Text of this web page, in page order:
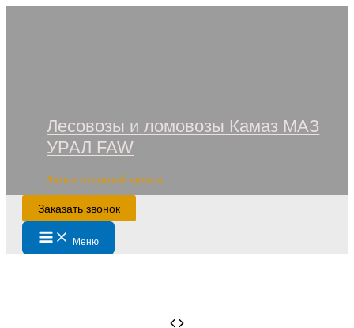
Лесовозы и ломовозы Камаз МАЗ
УРАЛ FAW
Лизинг со скидкой дилера
Заказать звонок
Main
Menu Меню